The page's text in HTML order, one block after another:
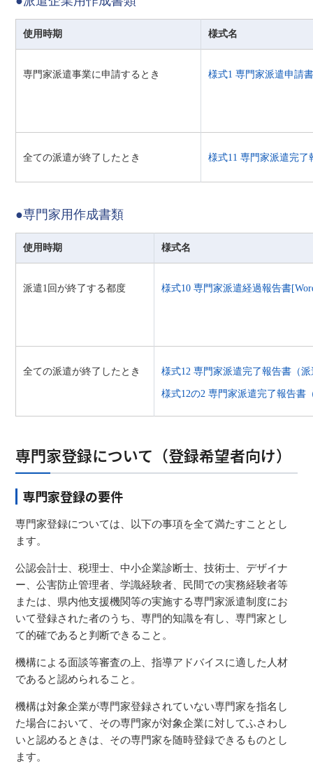
使用時期 様式名
専門家派遣事業に申請するとき 様式1 専門家派遣申請
全ての派遣が終了したとき 様式11 専門家派遣完了
●専門家用作成書類
使用時期 様式名
派遣1回が終了する都度 様式10 専門家派遣経過報告書
全ての派遣が終了したとき 様式12 専門家派遣完了報告書（
様式12の2 専門家派遣完了報告書
専門家登録について（登録希望者向け）
専門家登録の要件
専門家登録については、以下の事項を全て満たすこととし
ます。
公認会計士、税理士、中小企業診断士、技術士、デザイナ
ー、公害防止管理者、学識経験者、民間での実務経験者等
または、県内他支援機関等の実施する専門家派遣制度にお
いて登録された者のうち、専門的知識を有し、専門家とし
て的確であると判断できること。
機構による面談等審査の上、指導アドバイスに適した人材
であると認められること。
機構は対象企業が専門家登録されていない専門家を指名し
た場合において、その専門家が対象企業に対してふさわし
いと認めるときは、その専門家を随時登録できるものとし
ます。